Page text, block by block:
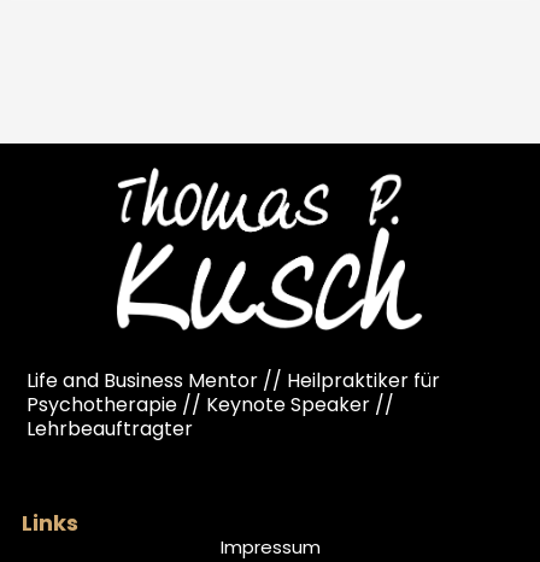
Life and Business Mentor // Heilpraktiker für
Psychotherapie // Keynote Speaker //
Lehrbeauftragter
Links
Impressum